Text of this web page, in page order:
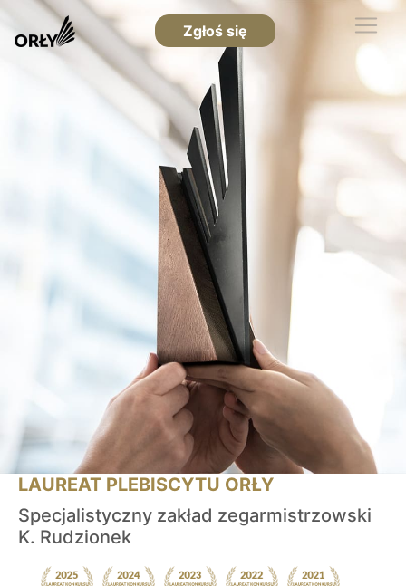
Zgłoś się
LAUREAT PLEBISCYTU ORŁY
Specjalistyczny zakład zegarmistrzowski
K. Rudzionek